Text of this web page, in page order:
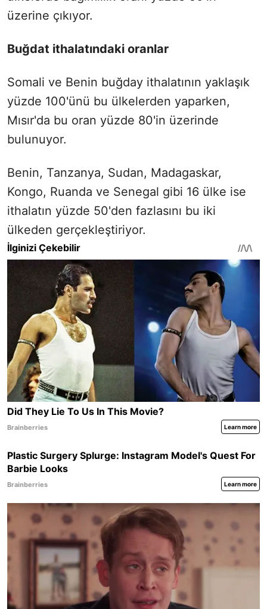
üzerine çıkıyor.
Buğdat ithalatındaki oranlar
Somali ve Benin buğday ithalatının yaklaşık
yüzde 100'ünü bu ülkelerden yaparken,
Mısır'da bu oran yüzde 80'in üzerinde
bulunuyor.
Benin, Tanzanya, Sudan, Madagaskar,
Kongo, Ruanda ve Senegal gibi 16 ülke ise
ithalatın yüzde 50'den fazlasını bu iki
ülkeden gerçekleştiriyor.